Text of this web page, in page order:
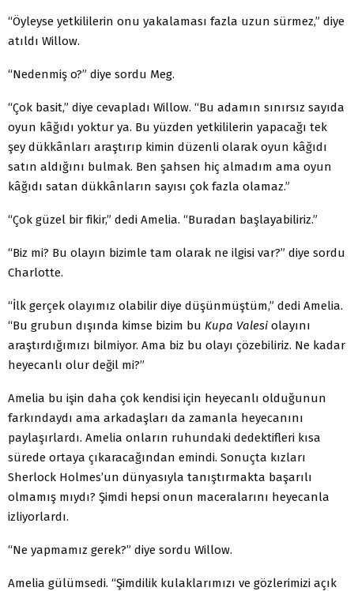
“Öyleyse yetkililerin onu yakalaması fazla uzun sürmez,” diye
atıldı Willow.
“Nedenmiş o?” diye sordu Meg.
“Çok basit,” diye cevapladı Willow. “Bu adamın sınırsız sayıda
oyun kâğıdı yoktur ya. Bu yüzden yetkililerin yapacağı tek
şey dükkânları araştırıp kimin düzenli olarak oyun kâğıdı
satın aldığını bulmak. Ben şahsen hiç almadım ama oyun
kâğıdı satan dükkânların sayısı çok fazla olamaz.”
“Çok güzel bir fikir,” dedi Amelia. “Buradan başlayabiliriz.”
“Biz mi? Bu olayın bizimle tam olarak ne ilgisi var?” diye sordu
Charlotte.
“İlk gerçek olayımız olabilir diye düşünmüştüm,” dedi Amelia.
“Bu grubun dışında kimse bizim bu Kupa Valesi olayını
araştırdığımızı bilmiyor. Ama biz bu olayı çözebiliriz. Ne kadar
heyecanlı olur değil mi?”
Amelia bu işin daha çok kendisi için heyecanlı olduğunun
farkındaydı ama arkadaşları da zamanla heyecanını
paylaşırlardı. Amelia onların ruhundaki dedektifleri kısa
sürede ortaya çıkaracağından emindi. Sonuçta kızları
Sherlock Holmes’un dünyasıyla tanıştırmakta başarılı
olmamış mıydı? Şimdi hepsi onun maceralarını heyecanla
izliyorlardı.
“Ne yapmamız gerek?” diye sordu Willow.
Amelia gülümsedi. “Şimdilik kulaklarımızı ve gözlerimizi açık